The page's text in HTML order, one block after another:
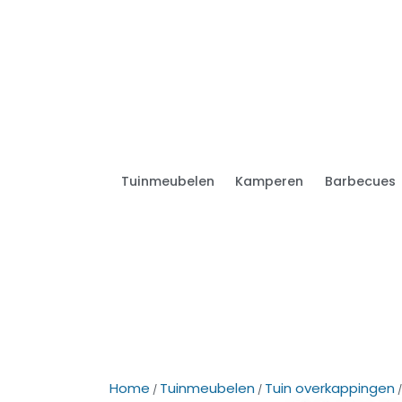
Tuinmeubelen Kamperen Barbecues
Home / Tuinmeubelen / Tuin overkappingen /